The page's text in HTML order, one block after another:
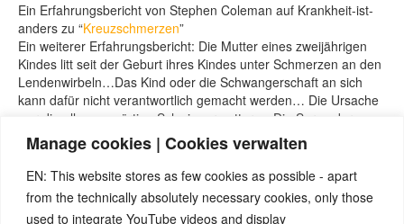
Manage cookies | Cookies verwalten
EN: This website stores as few cookies as possible - apart
from the technically absolutely necessary cookies, only those
used to integrate YouTube videos and display
Ein Erfahrungsbericht von Stephen Coleman auf Krankheit-ist-
anders zu “Kreuzschmerzen”
Ein weiterer Erfahrungsbericht: Die Mutter eines zweijährigen
Kindes litt seit der Geburt ihres Kindes unter Schmerzen an den
Lendenwirbeln…Das Kind oder die Schwangerschaft an sich
kann dafür nicht verantwortlich gemacht werden… Die Ursache
war die allgegenwärtige Schwiegermutter…. Die Sorge der
Schwiegermutter war, dass die Frau nicht in der Lage sei, das
Enkelkind zu versorgen. Deshalb ließ sie keine Gelegenheit aus,
um ständig deren Unfähigkeit, den Kleinen zu versorgen und zu
ernähren, zu kritisieren… (aus: Claudio Trupiano “Danke Doktor
Hamer”).